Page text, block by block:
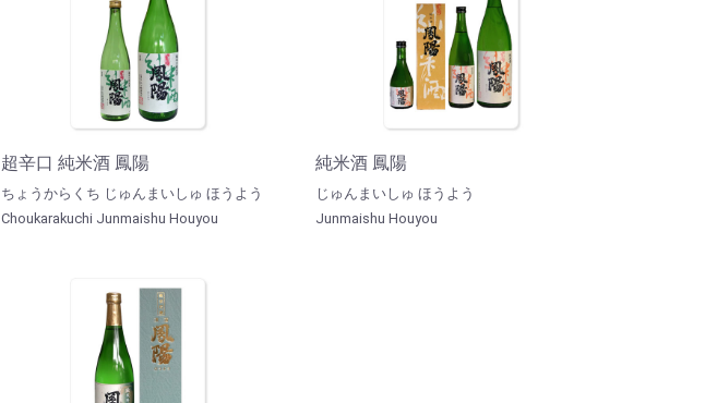
超辛口 純米酒 鳳陽
ちょうからくち じゅんまいしゅ ほうよう
Choukarakuchi Junmaishu Houyou
純米酒 鳳陽
じゅんまいしゅ ほうよう
Junmaishu Houyou